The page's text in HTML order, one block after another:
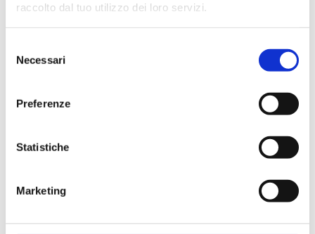
raccolto dal tuo utilizzo dei loro servizi.
delNecessari
Preferenze
Statistiche
Marketing